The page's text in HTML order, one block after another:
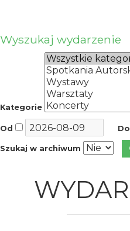
Wyszukaj wydarzenie
Kategorie
Od Do
Szukaj w archiwum